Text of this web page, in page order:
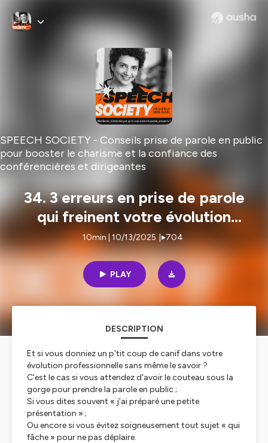
SPEECH SOCIETY - Conseils prise de parole en public
pour booster le charisme et la confiance des
conférencières et dirigeantes
34. 3 erreurs en prise de parole
qui freinent votre évolution
professionnelle (et comment les
corriger)
10min | 10/13/2025 | 704
PLAY
DESCRIPTION
Et si vous donniez un p'tit coup de canif dans votre
évolution professionnelle sans même le savoir ?
C'est le cas si vous attendez d'avoir le couteau sous la
gorge pour prendre la parole en public ;
Si vous dites souvent « j’ai préparé unepetite
présentation » ;
Ou encore si vous évitez soigneusement tout sujet « qui
fâche » pour ne pas déplaire.